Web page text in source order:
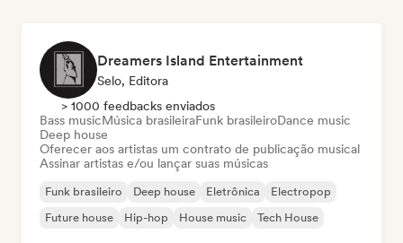
Dreamers Island Entertainment
Selo, Editora
> 1000 feedbacks enviados
Bass musicMúsica brasileiraFunk brasileiroDance music
Deep house
Oferecer aos artistas um contrato de publicação musical
Assinar artistas e/ou lançar suas músicas
Funk brasileiro Deep house Eletrônica
Electropop
Future house
Hip-hop House music Tech House